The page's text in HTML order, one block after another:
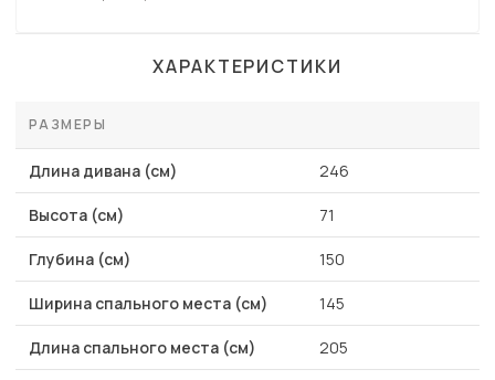
ХАРАКТЕРИСТИКИ
РАЗМЕРЫ
Длина дивана (см) 246
Высота (см) 71
Глубина (см) 150
Ширина спального места (см) 145
Длина спального места (см) 205